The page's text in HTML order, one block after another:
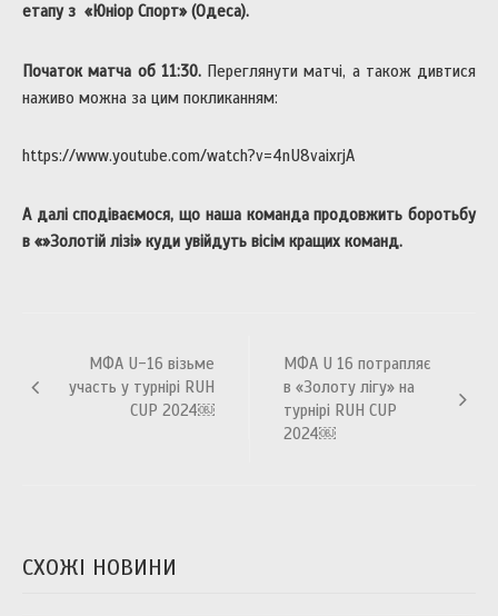
етапу з «Юніор Спорт» (Одеса).
Початок матча об 11:30.Переглянути матчі, а також дивтися
наживо можна за цим покликанням:
https://www.youtube.com/watch?v=4nU8vaixrjA
А далі сподіваємося, що наша команда продовжить боротьбу
в «»Золотій лізі» куди увійдуть вісім кращих команд.
записів
МФА U-16 візьме
участь у турнірі RUH
CUP 2024￼
МФА U 16 потрапляє
в «Золоту лігу» на
турнірі RUH CUP
2024￼
СХОЖІ НОВИНИ